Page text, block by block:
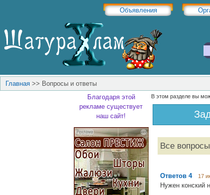
Объявления
Главная >> Вопросы и ответы
Благодаря этой
рекламе существует
наш сайт!
В этом разделе вы
Все вопросы
Ответов 417
Нужен конский